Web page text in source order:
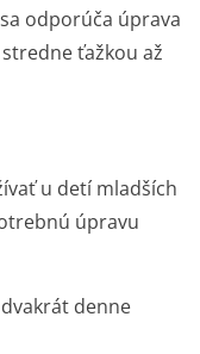
odporúča úprava
ťažkou až
u detí mladších
úpravu
denne